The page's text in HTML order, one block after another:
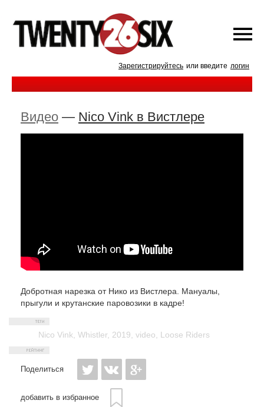
Зарегистрируйтесь или введите логин
Видео — Nico Vink в Вистлере
Добротная нарезка от Нико из Вистлера. Мануалы,
прыгули и крутанские паровозики в кадре!
Nico Vink Whistler 2019 video Loose Riders
Поделиться
добавить в избранное